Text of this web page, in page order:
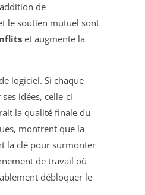
de
le soutien mutuel sont
et augmente la
logiciel. Si chaque
idées, celle-ci
la qualité finale du
montrent que la
la clé pour surmonter
de travail où
débloquer le